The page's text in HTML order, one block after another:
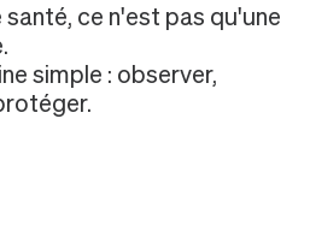
santé, ce n'est pas qu'une
simple : observer,